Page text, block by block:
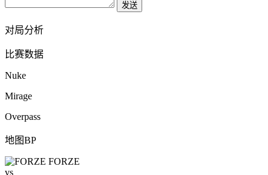
发送
对局分析
比赛数据
Nuke
Mirage
Overpass
地图BP
FORZE
vs